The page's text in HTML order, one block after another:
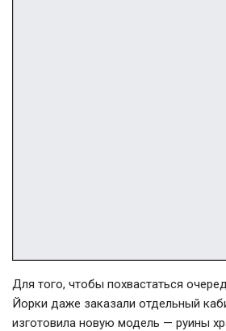
Для того, чтобы похвастаться
Йорки даже заказали отдельный
изготовила новую модель — руины